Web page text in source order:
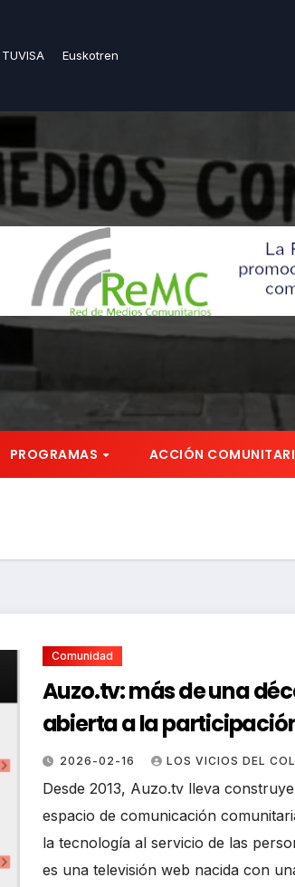
TUVISA Euskotren
PROGRAMAS ACCIÓN
Comunidad
Auzo.tv: más de una
abierta a la
2026-02-16 LOS VICIOS DEL
Desde 2013, Auzo.tv lleva
espacio de comunicación
la tecnología al servicio de las
es una televisión web nacida con